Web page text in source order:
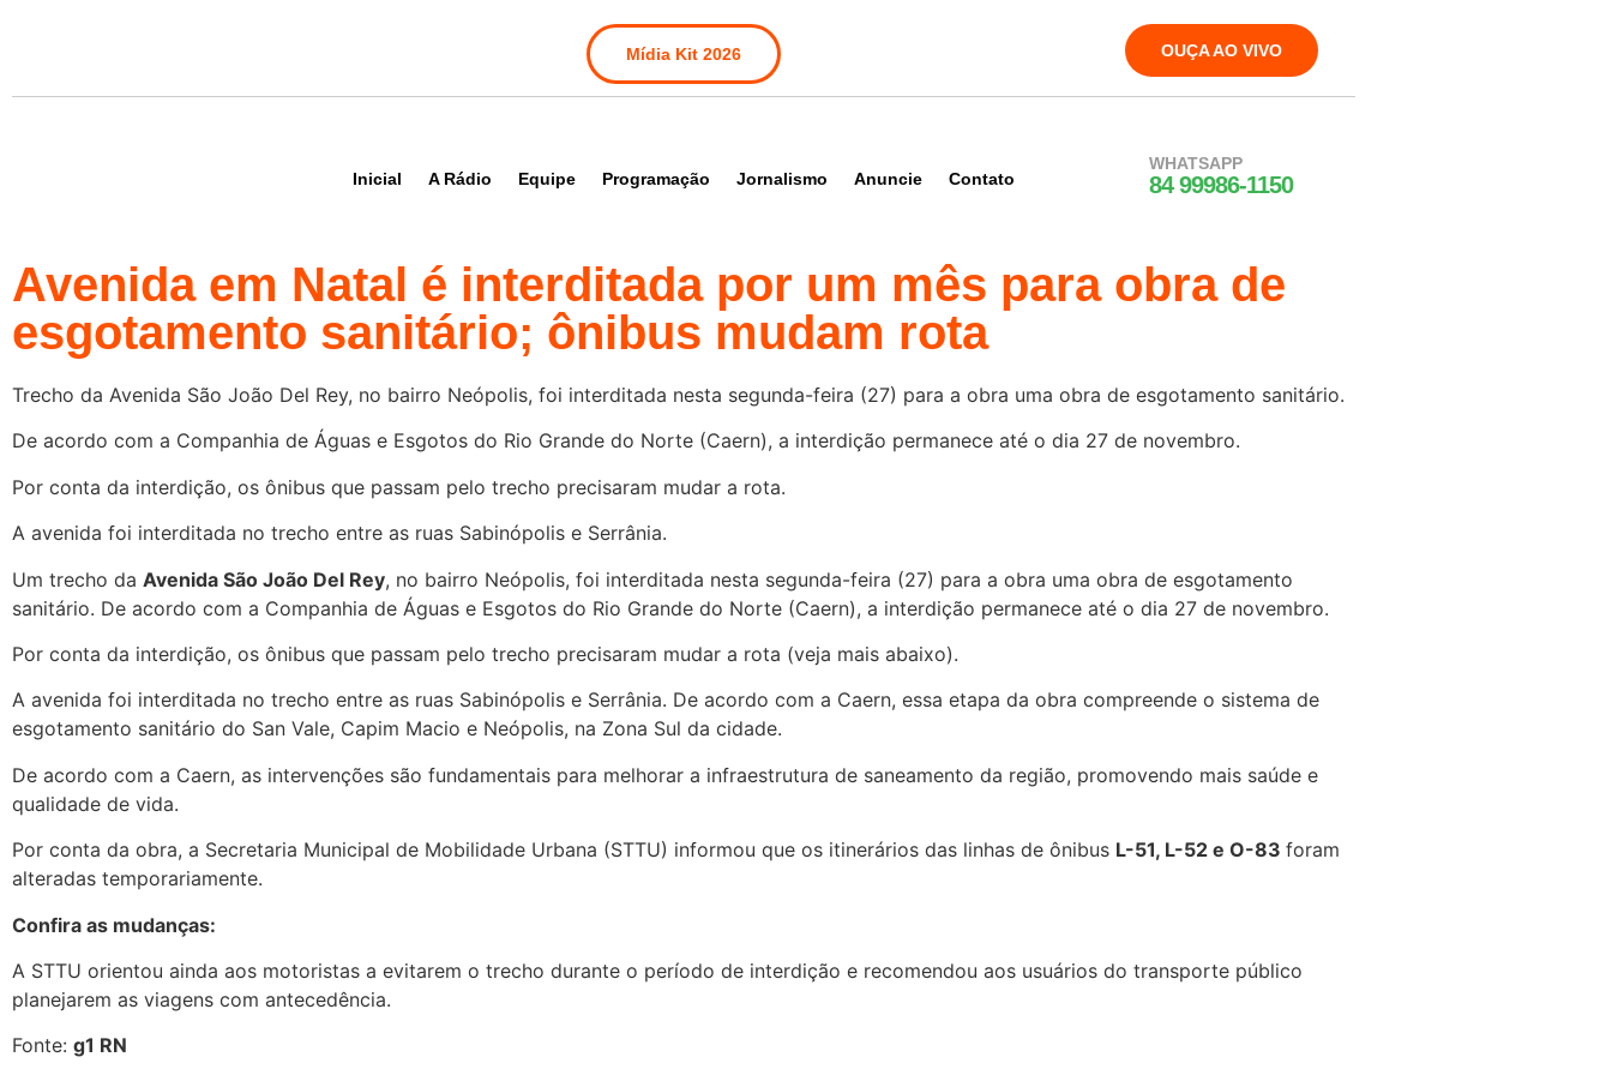
Mídia Kit 2026 OUÇA AO VIVO
Inicial A Rádio Equipe Programação Jornalismo Anuncie Contato
WHATSAPP
84 99986-1150
Avenida em Natal é interditada por um mês para obra de
esgotamento sanitário; ônibus mudam rota
Trecho da Avenida São João Del Rey, no bairro Neópolis, foi interditada nesta segunda-feira (27) para a obra uma obra de esgotamento sanitário.
De acordo com a Companhia de Águas e Esgotos do Rio Grande do Norte (Caern), a interdição permanece até o dia 27 de novembro.
Por conta da interdição, os ônibus que passam pelo trecho precisaram mudar a rota.
A avenida foi interditada no trecho entre as ruas Sabinópolis e Serrânia.
Um trecho da Avenida São João Del Rey, no bairro Neópolis, foi interditada nesta segunda-feira (27) para a obra uma obra de esgotamento
sanitário. De acordo com a Companhia de Águas e Esgotos do Rio Grande do Norte (Caern), a interdição permanece até o dia 27 de novembro.
Por conta da interdição, os ônibus que passam pelo trecho precisaram mudar a rota (veja mais abaixo).
A avenida foi interditada no trecho entre as ruas Sabinópolis e Serrânia. De acordo com a Caern, essa etapa da obra compreende o sistema de
esgotamento sanitário do San Vale, Capim Macio e Neópolis, na Zona Sul da cidade.
De acordo com a Caern, as intervenções são fundamentais para melhorar a infraestrutura de saneamento da região, promovendo mais saúde e
qualidade de vida.
Por conta da obra, a Secretaria Municipal de Mobilidade Urbana (STTU) informou que os itinerários das linhas de ônibus L-51, L-52 e O-83 foram
alteradas temporariamente.
Confira as mudanças:
A STTU orientou ainda aos motoristas a evitarem o trecho durante o período de interdição e recomendou aos usuários do transporte público
planejarem as viagens com antecedência.
Fonte: g1 RN